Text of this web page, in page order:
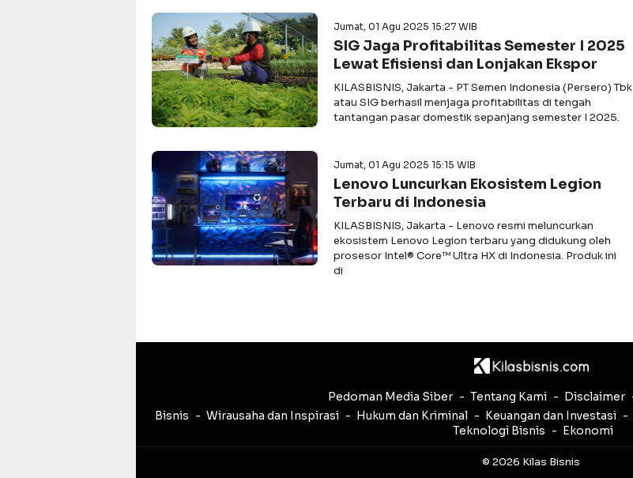
Jumat, 01 Agu 2025 15:27 WIB
SIG Jaga Profitabilitas Semester I 2025
Lewat Efisiensi dan Lonjakan Ekspor
KILASBISNIS, Jakarta - PT Semen Indonesia (Persero) Tbk
atau SIG berhasil menjaga profitabilitas di tengah
tantangan pasar domestik sepanjang semester I 2025.
Jumat, 01 Agu 2025 15:15 WIB
Lenovo Luncurkan Ekosistem Legion
Terbaru di Indonesia
KILASBISNIS, Jakarta - Lenovo resmi meluncurkan
ekosistem Lenovo Legion terbaru yang didukung oleh
prosesor Intel® Core™ Ultra HX di Indonesia. Produk ini
di
Pedoman Media Siber Tentang Kami Disclaimer
Bisnis
Wirausaha dan Inspirasi Hukum dan Kriminal Keuangan dan Investasi
Teknologi Bisnis
Ekonomi
© 2026 Kilas Bisnis